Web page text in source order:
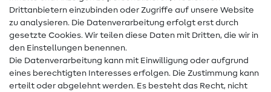
Kontakt
Infos zum Betreiberwechsel
Widerrufsrecht
Drittanbietern einzubinden oder Zugriffe auf unsere Website
zu analysieren. Die Datenverarbeitung erfolgt erst durch
gesetzte Cookies. Wir teilen diese Daten mit Dritten, die wir in
den Einstellungen benennen.
Die Datenverarbeitung kann mit Einwilligung oder aufgrund
eines berechtigten Interesses erfolgen. Die Zustimmung kann
erteilt oder abgelehnt werden. Es besteht das Recht, nicht